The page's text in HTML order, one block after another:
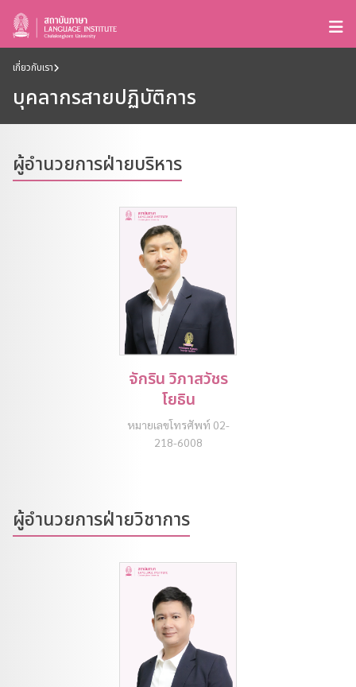
เกี่ยวกับเรา
บุคลากรสายปฏิบัติการ
ผู้อำนวยการฝ่ายบริหาร
จักริน วิภาสวัชร
โยธิน
หมายเลขโทรศัพท์ 02-
218-6008
ผู้อำนวยการฝ่ายวิชาการ